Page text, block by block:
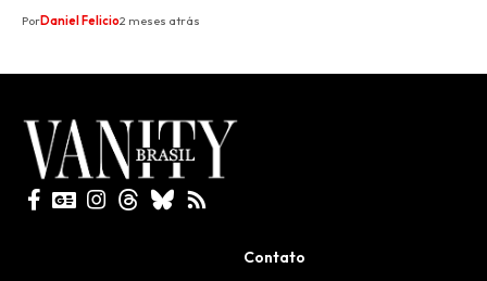
PorDaniel Felicio2 meses atrás
Contato